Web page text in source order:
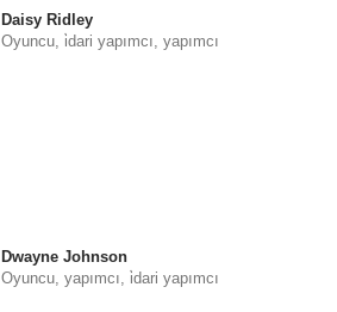
Daisy Ridley
Oyuncu, i̇dari yapımcı, yapımcı
Dwayne Johnson
Oyuncu, yapımcı, i̇dari yapımcı